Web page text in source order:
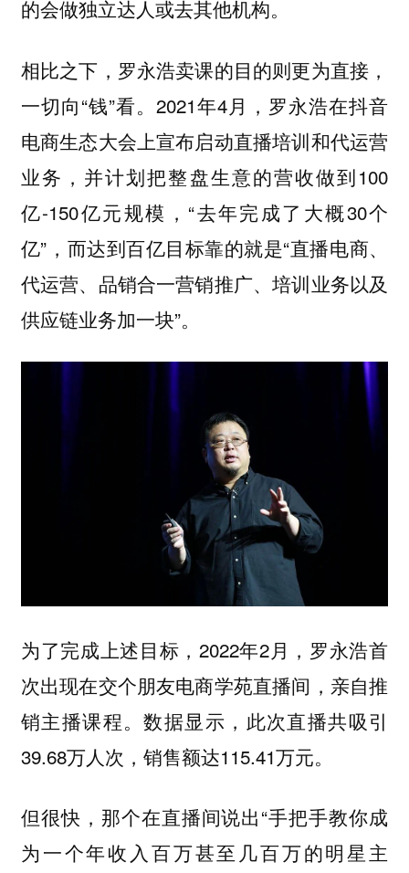
的会做独立达人或去其他机构。
相比之下，罗永浩卖课的目的则更为直接，
一切向“钱”看。2021年4月，罗永浩在抖音
电商生态大会上宣布启动直播培训和代运营
业务，并计划把整盘生意的营收做到100
亿-150亿元规模，“去年完成了大概30个
亿”，而达到百亿目标靠的就是“直播电商、
代运营、品销合一营销推广、培训业务以及
供应链业务加一块”。
为了完成上述目标，2022年2月，罗永浩首
次出现在交个朋友电商学苑直播间，亲自推
销主播课程。数据显示，此次直播共吸引
39.68万人次，销售额达115.41万元。
但很快，那个在直播间说出“手把手教你成
为一个年收入百万甚至几百万的明星主